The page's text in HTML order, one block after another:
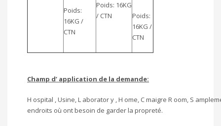
Poids:
16KG /
CTN
Poids: 16KG
/ CTN
Poids:
16KG /
CTN
Champ d’ application de la demande:
H ospital , Usine, L aborator y , H ome, C maigre R oom, S
endroits où ont besoin de garder la propreté.